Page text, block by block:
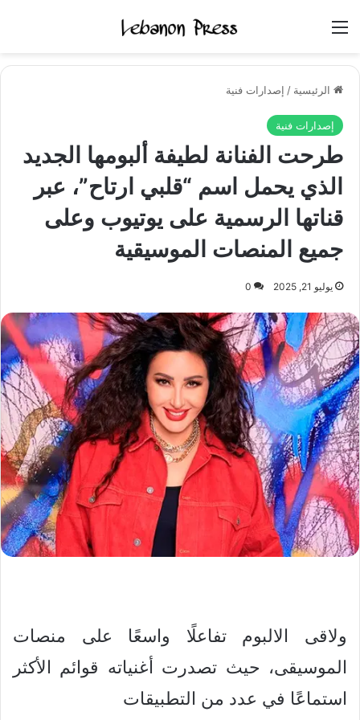
الرئيسية / إصدارات فنية
إصدارات فنية
طرحت الفنانة لطيفة ألبومها الجديد
الذي يحمل اسم “قلبي ارتاح”، عبر
قناتها الرسمية على يوتيوب وعلى
جميع المنصات الموسيقية
يوليو 21, 2025 0
ولاقى الالبوم تفاعلًا واسعًا على منصات
الموسيقى، حيث تصدرت أغنياته قوائم الأكثر
استماعًا في عدد من التطبيقات